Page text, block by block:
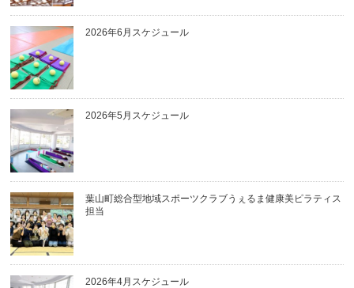
2026年6月スケジュール
2026年5月スケジュール
葉山町総合型地域スポーツクラブうぇるま健康美ピラティス
担当
2026年4月スケジュール